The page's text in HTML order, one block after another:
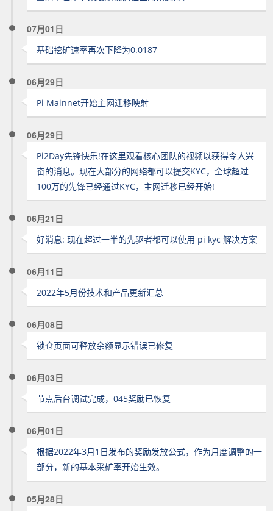
07月01日
基础挖矿速率再次下降为0.0187
06月29日
Pi Mainnet开始主网迁移映射
06月29日
Pi2Day先锋快乐!在这里观看核心团队的视频以获得令人兴
奋的消息。现在大部分的网络都可以提交KYC，全球超过
100万的先锋已经通过KYC，主网迁移已经开始!
06月21日
好消息: 现在超过一半的先驱者都可以使用 pi kyc 解决方案
06月11日
2022年5月份技术和产品更新汇总
06月08日
锁仓页面可释放余额显示错误已修复
06月03日
节点后台调试完成，045奖励已恢复
06月01日
根据2022年3月1日发布的奖励发放公式，作为月度调整的一
部分，新的基本采矿率开始生效。
05月28日